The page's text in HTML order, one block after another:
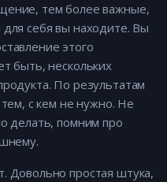
тем более важные,
себя вы находите. Вы
этого
быть, нескольких
По результатам
тем, с кем не нужно. Не
делать, помним про
Довольно простая штука,